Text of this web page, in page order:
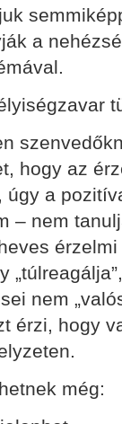
a
hogy az
úgy a
– nem
nem
érzi, hogy
még: